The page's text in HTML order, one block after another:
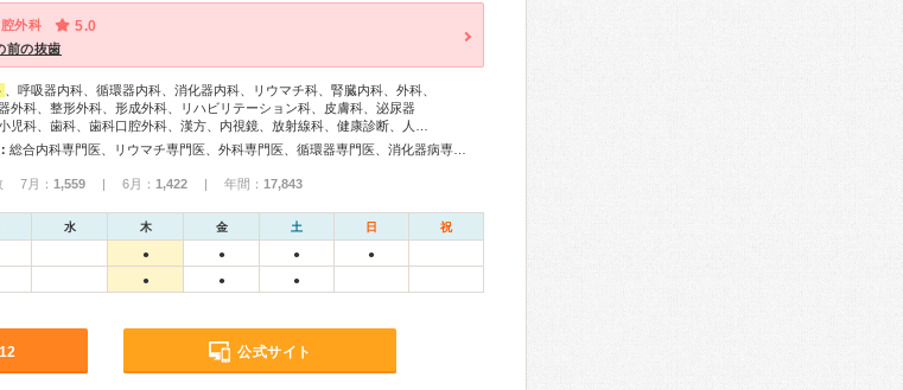
外科 5.0
前の抜歯
、呼吸器内科、循環器内科、消化器内科、リウマチ科、腎臓内科、外科、
外科、整形外科、形成外科、リハビリテーション科、皮膚科、泌尿器
児科、歯科、歯科口腔外科、漢方、内視鏡、放射線科、健康診断、人…
7月： 1,559 | 6月： 1,422 | 年間： 17,843
水 木 金 土 日 祝
● ● ● ●
● ● ●
公式サイト